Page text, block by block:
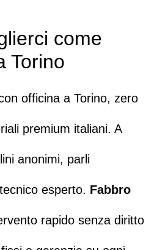
come
Torino
officina a Torino, zero
premium italiani. A
anonimi, parli
esperto. Fabbro
rapido senza diritto